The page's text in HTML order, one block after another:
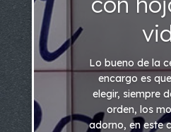
Lo bueno de la
encargo es
elegir, siempre
orden, los
adorno, en este